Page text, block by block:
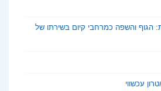
הגוף והשפה כמרחבי קיום בשירתו של
עכשווי